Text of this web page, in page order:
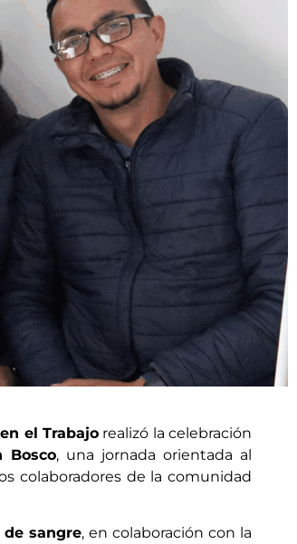
el Trabajo realizó la celebración
Bosco, una jornada orientada al
colaboradores de la comunidad
sangre, en colaboración con la